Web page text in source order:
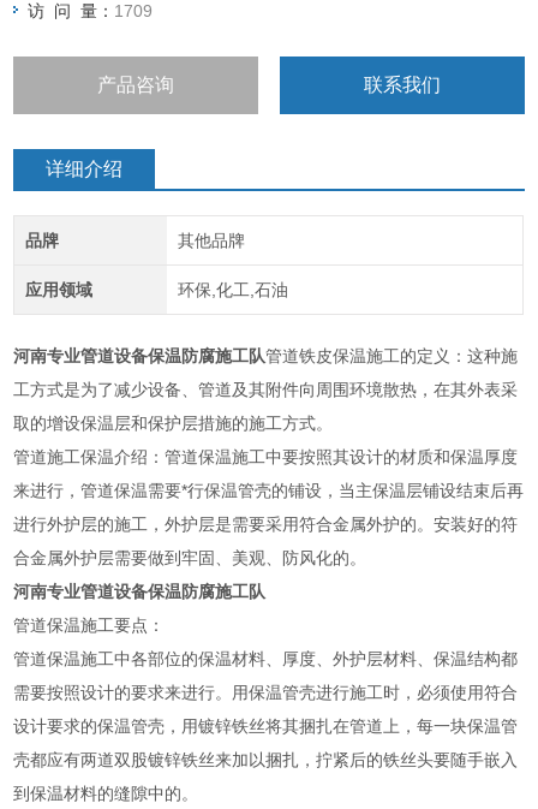
访 问 量： 1709
产品咨询 联系我们
详细介绍
品牌 其他品牌
应用领域 环保,化工,石油
河南专业管道设备保温防腐施工队管道铁皮保温施工的定义：这种施
工方式是为了减少设备、管道及其附件向周围环境散热，在其外表采
取的增设保温层和保护层措施的施工方式。
管道施工保温介绍：管道保温施工中要按照其设计的材质和保温厚度
来进行，管道保温需要*行保温管壳的铺设，当主保温层铺设结束后再
进行外护层的施工，外护层是需要采用符合金属外护的。安装好的符
合金属外护层需要做到牢固、美观、防风化的。
河南专业管道设备保温防腐施工队
管道保温施工要点：
管道保温施工中各部位的保温材料、厚度、外护层材料、保温结构都
需要按照设计的要求来进行。用保温管壳进行施工时，必须使用符合
设计要求的保温管壳，用镀锌铁丝将其捆扎在管道上，每一块保温管
壳都应有两道双股镀锌铁丝来加以捆扎，拧紧后的铁丝头要随手嵌入
到保温材料的缝隙中的。